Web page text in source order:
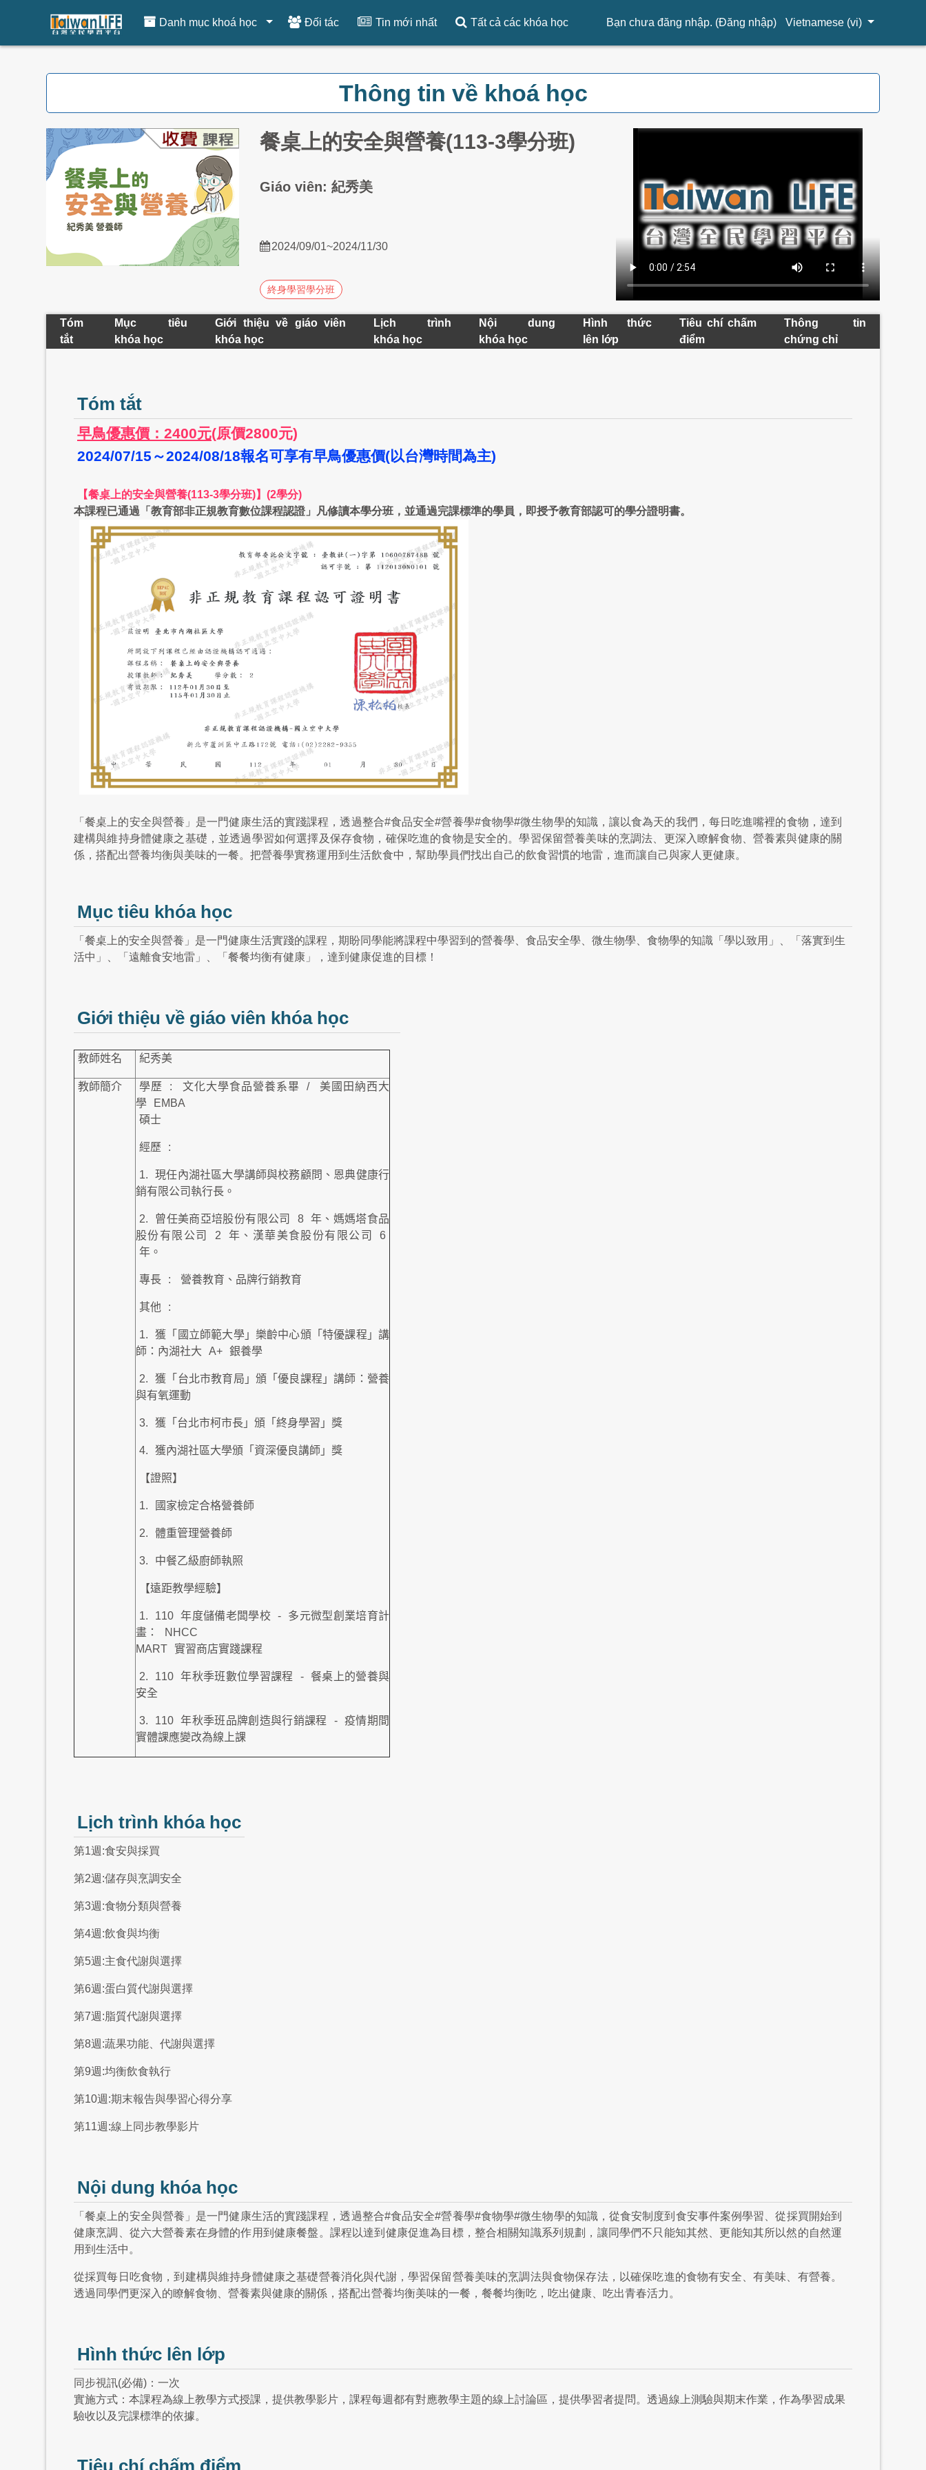
Danh mục khoá học Đối tác Tin mới nhất Tất cả các khóa học Bạn chưa đăng nhập. (Đăng nhập) Vietnamese ‎(vi)‎
Thông tin về khoá học
餐桌上的安全與營養(113-3學分班)
Giáo viên: 紀秀美
2024/09/01~2024/11/30
終身學習學分班
Tóm
tắt
Mục tiêu
khóa học
Giới thiệu về giáo viên
khóa học
Lịch trình
khóa học
Nội dung
khóa học
Hình thức
lên lớp
Tiêu chí chấm
điểm
Thông tin
chứng chỉ
Tóm tắt
早鳥優惠價：2400元(原價2800元)
2024/07/15～2024/08/18報名可享有早鳥優惠價(以台灣時間為主)
【餐桌上的安全與營養(113-3學分班)】(2學分)
本課程已通過「教育部非正規教育數位課程認證」凡修讀本學分班，並通過完課標準的學員，即授予教育部認可的學分證明書。
「餐桌上的安全與營養」是一門健康生活的實踐課程，透過整合#食品安全#營養學#食物學#微生物學的知識，讓以食為天的我們，每日吃進嘴裡的食物，達到
建構與維持身體健康之基礎，並透過學習如何選擇及保存食物，確保吃進的食物是安全的。學習保留營養美味的烹調法、更深入瞭解食物、營養素與健康的關
係，搭配出營養均衡與美味的一餐。把營養學實務運用到生活飲食中，幫助學員們找出自己的飲食習慣的地雷，進而讓自己與家人更健康。
Mục tiêu khóa học
「餐桌上的安全與營養」是一門健康生活實踐的課程，期盼同學能將課程中學習到的營養學、食品安全學、微生物學、食物學的知識「學以致用」、「落實到生
活中」、「遠離食安地雷」、「餐餐均衡有健康」，達到健康促進的目標！
Giới thiệu về giáo viên khóa học
教師姓名 紀秀美
教師簡介 學歷 : 文化大學食品營養系畢 /
美國田納西大
學
EMBA
碩士
經歷 :
1.
現任內湖社區大學講師與校務顧問、恩典健康行
銷有限公司執行長。
2. 曾任美商亞培股份有限公司 8
年、媽媽塔食品
股份有限公司
2 年、漢華美食股份有限公司
6
年。
專長 : 營養教育、品牌行銷教育
其他 :
1.
獲「國立師範大學」樂齡中心頒「特優課程」講
師：內湖社大
A+ 銀養學
2.
獲「台北市教育局」頒「優良課程」講師：營養
與有氧運動
3. 獲「台北市柯市長」頒「終身學習」獎
4. 獲內湖社區大學頒「資深優良講師」獎
【證照】
1. 國家檢定合格營養師
2. 體重管理營養師
3. 中餐乙級廚師執照
【遠距教學經驗】
1. 110 年度儲備老闆學校 -
多元微型創業培育計
畫：
NHCC
MART 實習商店實踐課程
2. 110 年秋季班數位學習課程 -
餐桌上的營養與
安全
3. 110 年秋季班品牌創造與行銷課程 -
疫情期間
實體課應變改為線上課
Lịch trình khóa học
第1週:食安與採買
第2週:儲存與烹調安全
第3週:食物分類與營養
第4週:飲食與均衡
第5週:主食代謝與選擇
第6週:蛋白質代謝與選擇
第7週:脂質代謝與選擇
第8週:蔬果功能、代謝與選擇
第9週:均衡飲食執行
第10週:期末報告與學習心得分享
第11週:線上同步教學影片
Nội dung khóa học
「餐桌上的安全與營養」是一門健康生活的實踐課程，透過整合#食品安全#營養學#食物學#微生物學的知識，從食安制度到食安事件案例學習、從採買開始到
健康烹調、從六大營養素在身體的作用到健康餐盤。課程以達到健康促進為目標，整合相關知識系列規劃，讓同學們不只能知其然、更能知其所以然的自然運
用到生活中。
從採買每日吃食物，到建構與維持身體健康之基礎營養消化與代謝，學習保留營養美味的烹調法與食物保存法，以確保吃進的食物有安全、有美味、有營養。
透過同學們更深入的瞭解食物、營養素與健康的關係，搭配出營養均衡美味的一餐，餐餐均衡吃，吃出健康、吃出青春活力。
Hình thức lên lớp
同步視訊(必備)：一次
實施方式：本課程為線上教學方式授課，提供教學影片，課程每週都有對應教學主題的線上討論區，提供學習者提問。透過線上測驗與期末作業，作為學習成果
驗收以及完課標準的依據。